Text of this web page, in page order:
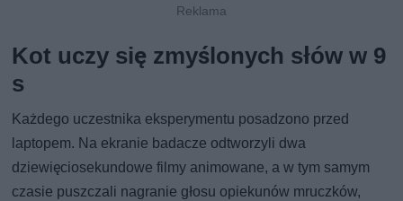
Kot uczy się zmyślonych słów w 9
s
Każdego uczestnika eksperymentu posadzono przed
laptopem. Na ekranie badacze odtworzyli dwa
dziewięciosekundowe filmy animowane, a w tym samym
czasie puszczali nagranie głosu opiekunów mruczków,